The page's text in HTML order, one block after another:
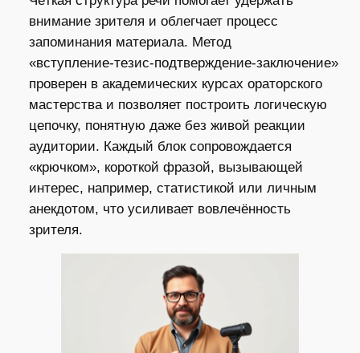
внимание зрителя и облегчает процесс
запоминания материала. Метод
«вступление‑тезис‑подтверждение‑заключение»
проверен в академических курсах ораторского
мастерства и позволяет построить логическую
цепочку, понятную даже без живой реакции
аудитории. Каждый блок сопровождается
«крючком», короткой фразой, вызывающей
интерес, например, статистикой или личным
анекдотом, что усиливает вовлечённость
зрителя.